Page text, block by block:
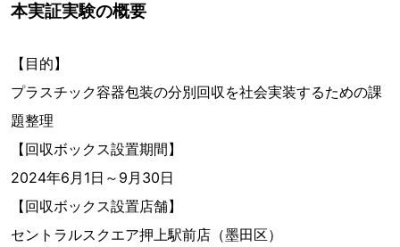
本実証実験の概要
【目的】
プラスチック容器包装の分別回収を社会実装するための課
題整理
【回収ボックス設置期間】
2024年6月1日～9月30日
【回収ボックス設置店舗】
セントラルスクエア押上駅前店（墨田区）